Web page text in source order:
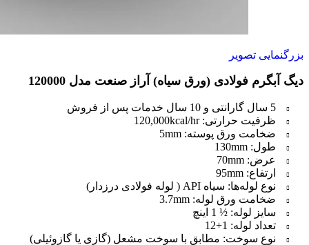
بزرگنمایی تصویر
دیگ آبگرم فولادی (ورق سیاه) آراز صنعت مدل 120000
5 سال گارانتی و 10 سال خدمات پس از فروش
ظرفیت حرارتی: 120,000kcal/hr
ضخامت ورق پوسته: 5mm
طول: 130mm
عرض: 70mm
ارتفاع: 95mm
نوع لوله‌ها: سیاه API ( لوله فولادی درزدار)
ضخامت ورق لوله: 3.7mm
سایز لوله: ½ 1 اینچ
تعداد لوله: 1+12
نوع سوخت: مطابق با سوخت مشعل (گازی یا گازوئیلی)